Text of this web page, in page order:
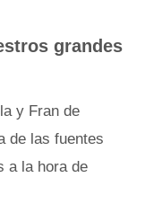
grandes
y Fran de
de las fuentes
a la hora de